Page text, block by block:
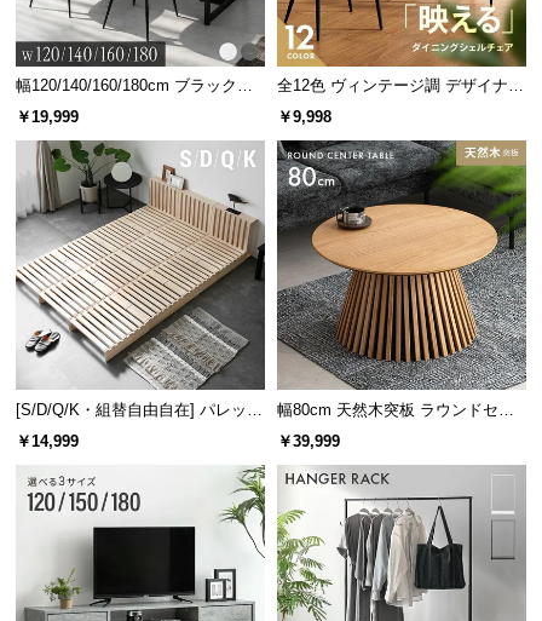
知
ら
せ
ブ
ロ
企
業
報
幅120/140/160/180cm ブラックフ
レーム ダイニング 大理石調 4人掛
￥19,999
全12色 ヴィンテージ調 デザイナー
ズシェルチェア
￥9,998
[S/D/Q/K・組替自由自在] パレット
ベッド 8/12/16枚セット
￥14,999
幅80cm 天然木突板 ラウンドセン
ターテーブル 美しい格子デザイン
￥39,999